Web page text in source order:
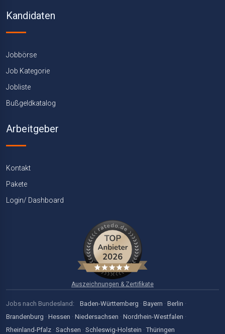
Kandidaten
Jobbörse
Job Kategorie
Jobliste
Bußgeldkatalog
Arbeitgeber
Kontakt
Pakete
Login/ Dashboard
Auszeichnungen & Zertifikate
Jobs nach Bundesland: Baden-Württemberg · Bayern · Berlin ·
Brandenburg · Hessen · Niedersachsen · Nordrhein-Westfalen ·
Rheinland-Pfalz · Sachsen · Schleswig-Holstein · Thüringen